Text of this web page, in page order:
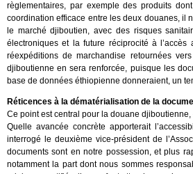
règlementaires, par exemple des produits
coordination efficace entre les deux douanes, il
le marché djiboutien, avec des risques
électroniques et la future réciprocité à
réexpéditions de marchandise retournées
djiboutienne en sera renforcée, puisque les
base de données éthiopienne donneraient, un
Réticences à la dématérialisation de la
Ce point est central pour la douane
Quelle avancée concrète apporterait
interrogé le deuxième vice-président de
documents sont en notre possession, et plus
notamment la part dont nous sommes